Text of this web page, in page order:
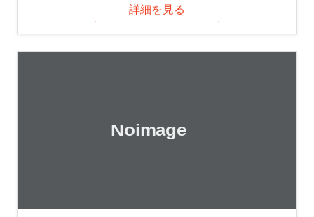
詳細を見る